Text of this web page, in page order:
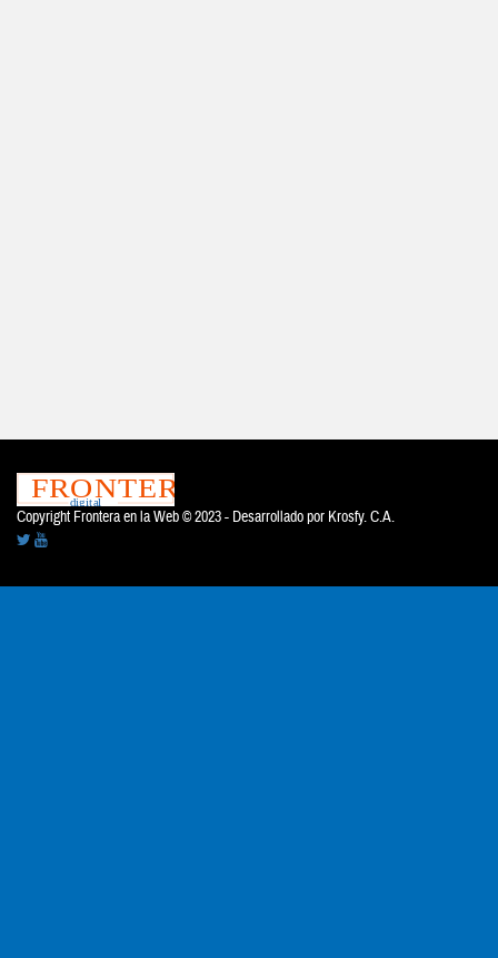
Copyright Frontera en la Web © 2023 - Desarrollado por Krosfy. C.A.